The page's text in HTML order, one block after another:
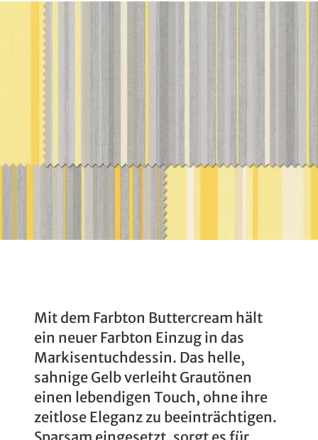
Mit dem Farbton Buttercream hält
ein neuer Farbton Einzug in das
Markisentuchdessin. Das helle,
sahnige Gelb verleiht Grautönen
einen lebendigen Touch, ohne ihre
zeitlose Eleganz zu beeinträchtigen.